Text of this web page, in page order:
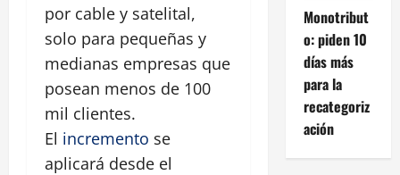
por cable y satelital,
solo para pequeñas y
medianas empresas que
posean menos de 100
mil clientes.
El incremento se
aplicará desde el
Monotribut
o: piden 10
días más
para la
recategoriz
ación